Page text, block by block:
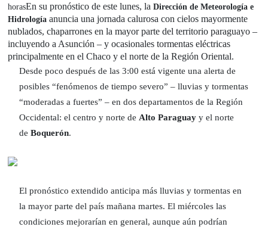
horasEn su pronóstico de este lunes, la Dirección de Meteorología e
Hidrología anuncia una jornada calurosa con cielos mayormente
nublados, chaparrones en la mayor parte del territorio paraguayo –
incluyendo a Asunción – y ocasionales tormentas eléctricas
principalmente en el Chaco y el norte de la Región Oriental.
Desde poco después de las 3:00 está vigente una alerta de
posibles “fenómenos de tiempo severo” – lluvias y tormentas
“moderadas a fuertes” – en dos departamentos de la Región
Occidental: el centro y norte de Alto Paraguayy el norte
de Boquerón.
El pronóstico extendido anticipa más lluvias y tormentas en
la mayor parte del país mañana martes. El miércoles las
condiciones mejorarían en general, aunque aún podrían